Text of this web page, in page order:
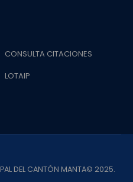
CONSULTA CITACIONES
LOTAIP
DEL CANTÓN MANTA© 2025.